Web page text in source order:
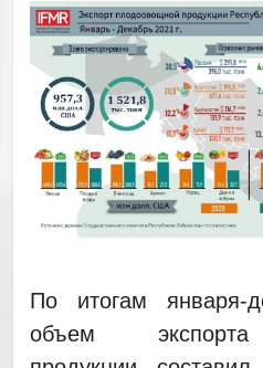
По итогам января-
объем